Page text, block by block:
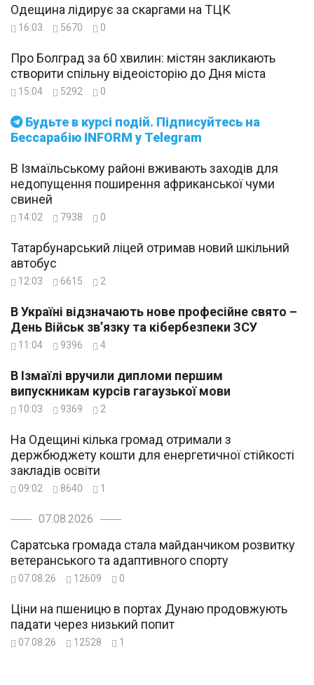
Будьте в курсі подій. Підписуйтесь на
Бессарабію INFORM у Telegram
Одещина лідирує за скаргами на ТЦК
16:03 5670 0
Про Болград за 60 хвилин: містян закликають
створити спільну відеоісторію до Дня міста
15:04 5292 0
В Ізмаїльському районі вживають заходів для
недопущення поширення африканської чуми
свиней
14:02 7938 0
Татарбунарський ліцей отримав новий шкільний
автобус
12:03 6615 2
В Україні відзначають нове професійне свято –
День Військ зв’язку та кібербезпеки ЗСУ
11:04 9396 4
В Ізмаїлі вручили дипломи першим
випускникам курсів гагаузької мови
10:03 9369 2
На Одещині кілька громад отримали з
держбюджету кошти для енергетичної стійкості
закладів освіти
09:02 8640 1
07.08.2026
Саратська громада стала майданчиком розвитку
ветеранського та адаптивного спорту
07.08.26 12609 0
Ціни на пшеницю в портах Дунаю продовжують
падати через низький попит
07.08.26 12528 1